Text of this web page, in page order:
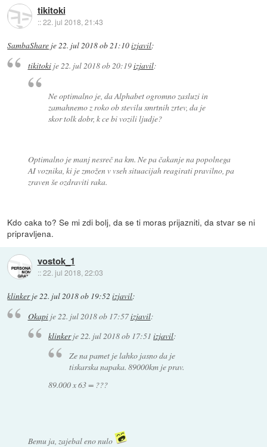
tikitoki
::22. jul 2018, 21:43
SambaShare je22. jul 2018 ob 21:10izjavil:
tikitokije 22. jul 2018 ob 20:19izjavil:
Ne optimalno je, da Alphabet ogromno zasluzi in
zamahnemo z roko ob stevilu smrtnih zrtev, da je
skor tolk dobr, k ce bi vozili ljudje?
Optimalno je manj nesreč na km. Ne pa čakanje na popolnega
AI voznika, ki je zmožen v vseh situacijah reagirati pravilno, pa
zraven še ozdraviti raka.
Kdo caka to? Se mi zdi bolj, da se ti moras prijazniti, da stvar se ni
pripravljena.
vostok_1
::22. jul 2018, 22:03
klinkerje22. jul 2018 ob 19:52 izjavil:
Okapije22. jul 2018 ob 17:57izjavil:
klinkerje 22. jul 2018 ob 17:51 izjavil:
Ze na pamet je lahko jasno da je
tiskarska napaka. 89000km je prav.
89.000 x 63 = ???
Bemu ja, zajebal eno nulo